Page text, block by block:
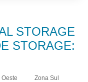
STORAGE
STORAGE:
Zona Sul